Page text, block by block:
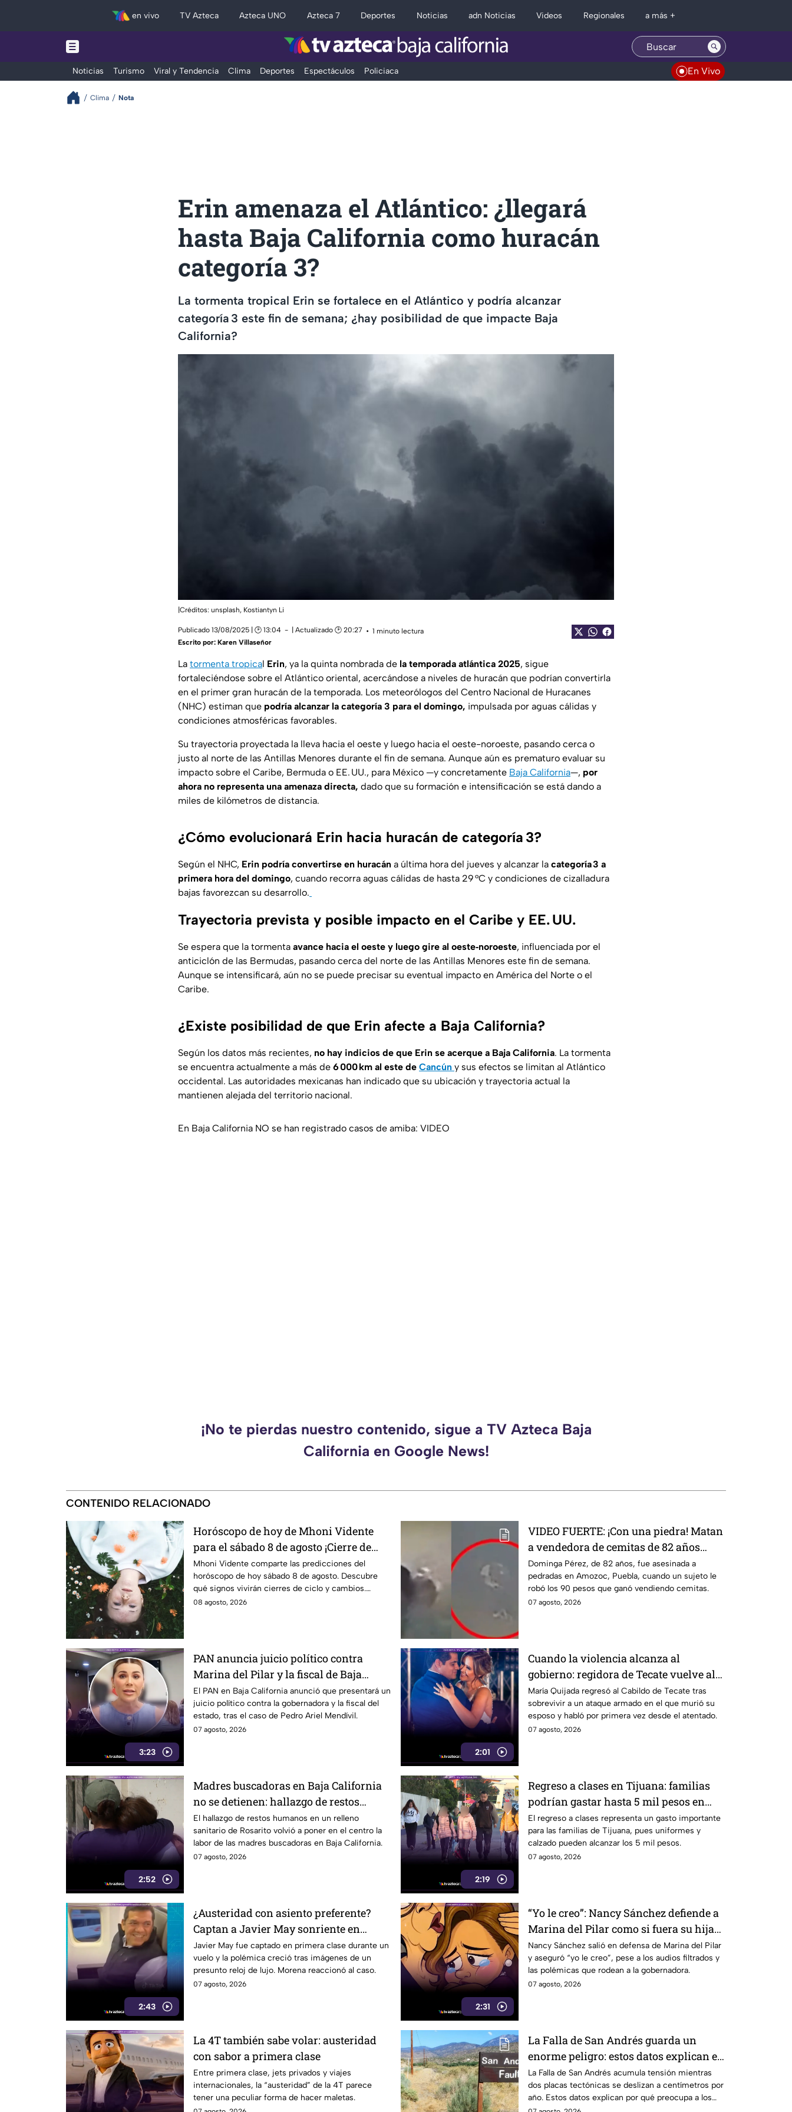
en vivo TV Azteca Azteca UNO Azteca 7 Deportes Noticias adn Noticias Videos Regionales a más +
Noticias Turismo Viral y Tendencia Clima Deportes Espectáculos Policiaca En Vivo
Clima Nota
Erin amenaza el Atlántico: ¿llegará
hasta Baja California como huracán
categoría 3?
La tormenta tropical Erin se fortalece en el Atlántico y podría alcanzar
categoría 3 este fin de semana; ¿hay posibilidad de que impacte Baja
California?
|Créditos: unsplash, Kostiantyn Li
Publicado 13/08/2025 | 🕑 13:04 | Actualizado 🕑 20:27
1 minuto lectura
Escrito por: Karen Villaseñor
La tormenta tropical Erin, ya la quinta nombrada de la temporada atlántica 2025, sigue
fortaleciéndose sobre el Atlántico oriental, acercándose a niveles de huracán que podrían convertirla
en el primer gran huracán de la temporada. Los meteorólogos del Centro Nacional de Huracanes
(NHC) estiman que podría alcanzar la categoría 3 para el domingo, impulsada por aguas cálidas y
condiciones atmosféricas favorables.
Su trayectoria proyectada la lleva hacia el oeste y luego hacia el oeste-noroeste, pasando cerca o
justo al norte de las Antillas Menores durante el fin de semana. Aunque aún es prematuro evaluar su
impacto sobre el Caribe, Bermuda o EE. UU., para México —y concretamente Baja California—, por
ahora no representa una amenaza directa, dado que su formación e intensificación se está dando a
miles de kilómetros de distancia.
¿Cómo evolucionará Erin hacia huracán de categoría 3?
Según el NHC, Erin podría convertirse en huracán a última hora del jueves y alcanzar la categoría 3 a
primera hora del domingo, cuando recorra aguas cálidas de hasta 29 °C y condiciones de cizalladura
bajas favorezcan su desarrollo.
Trayectoria prevista y posible impacto en el Caribe y EE. UU.
Se espera que la tormenta avance hacia el oeste y luego gire al oeste‑noroeste, influenciada por el
anticiclón de las Bermudas, pasando cerca del norte de las Antillas Menores este fin de semana.
Aunque se intensificará, aún no se puede precisar su eventual impacto en América del Norte o el
Caribe.
¿Existe posibilidad de que Erin afecte a Baja California?
Según los datos más recientes, no hay indicios de que Erin se acerque a Baja California. La tormenta
se encuentra actualmente a más de 6 000 km al este de Cancún y sus efectos se limitan al Atlántico
occidental. Las autoridades mexicanas han indicado que su ubicación y trayectoria actual la
mantienen alejada del territorio nacional.
En Baja California NO se han registrado casos de amiba: VIDEO
¡No te pierdas nuestro contenido, sigue a TV Azteca Baja
California en Google News!
CONTENIDO RELACIONADO
Horóscopo de hoy de Mhoni Vidente
para el sábado 8 de agosto ¡Cierre de
ciclo!
Mhoni Vidente comparte las predicciones del
horóscopo de hoy sábado 8 de agosto. Descubre
qué signos vivirán cierres de ciclo y cambios.
¿Estás listo?
08 agosto, 2026
VIDEO FUERTE: ¡Con una piedra! Matan
a vendedora de cemitas de 82 años
mientras iba a su casa
Dominga Pérez, de 82 años, fue asesinada a
pedradas en Amozoc, Puebla, cuando un sujeto le
robó los 90 pesos que ganó vendiendo cemitas.
07 agosto, 2026
3:23
PAN anuncia juicio político contra
Marina del Pilar y la fiscal de Baja
California
El PAN en Baja California anunció que presentará un
juicio político contra la gobernadora y la fiscal del
estado, tras el caso de Pedro Ariel Mendívil.
07 agosto, 2026
2:01
Cuando la violencia alcanza al
gobierno: regidora de Tecate vuelve al
Cabildo tras sobrevivir a un ataque
armado
María Quijada regresó al Cabildo de Tecate tras
sobrevivir a un ataque armado en el que murió su
esposo y habló por primera vez desde el atentado.
07 agosto, 2026
2:52
Madres buscadoras en Baja California
no se detienen: hallazgo de restos
humanos reaviva la preocupación
El hallazgo de restos humanos en un relleno
sanitario de Rosarito volvió a poner en el centro la
labor de las madres buscadoras en Baja California.
07 agosto, 2026
2:19
Regreso a clases en Tijuana: familias
podrían gastar hasta 5 mil pesos en
uniformes y calzado
El regreso a clases representa un gasto importante
para las familias de Tijuana, pues uniformes y
calzado pueden alcanzar los 5 mil pesos.
07 agosto, 2026
2:43
¿Austeridad con asiento preferente?
Captan a Javier May sonriente en
primera clase y Morena le “jala las
orejas”
Javier May fue captado en primera clase durante un
vuelo y la polémica creció tras imágenes de un
presunto reloj de lujo. Morena reaccionó al caso.
07 agosto, 2026
2:31
“Yo le creo”: Nancy Sánchez defiende a
Marina del Pilar como si fuera su hija
pese a polémicas
Nancy Sánchez salió en defensa de Marina del Pilar
y aseguró “yo le creo”, pese a los audios filtrados y
las polémicas que rodean a la gobernadora.
07 agosto, 2026
La 4T también sabe volar: austeridad
con sabor a primera clase
Entre primera clase, jets privados y viajes
internacionales, la “austeridad” de la 4T parece
tener una peculiar forma de hacer maletas.
La Falla de San Andrés guarda un
enorme peligro: estos datos explican el
temor científico
La Falla de San Andrés acumula tensión mientras
dos placas tectónicas se deslizan a centímetros por
año. Estos datos explican por qué preocupa a los